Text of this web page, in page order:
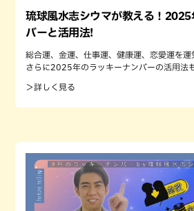
琉球風水志シウマが教える！2025
バーと活用法!
総合運、金運、仕事運、健康運、恋愛運を運
さらに2025年のラッキーナンバーの活用法も
＞詳しく見る